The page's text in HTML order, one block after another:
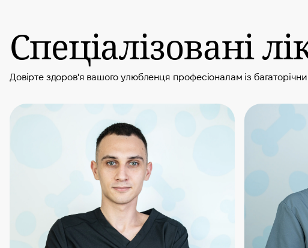
Спеціалізовані
Довірте здоров'я вашого улюбленця професіоналам із